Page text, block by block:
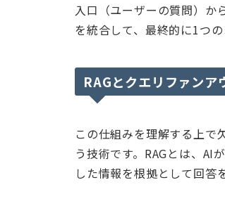
入口（ユーザーの質問）か
を統合して、最終的に1つ
RAGとクエリファンア
この仕組みを理解する上
う技術です。RAGとは、AI
した情報を根拠として回答